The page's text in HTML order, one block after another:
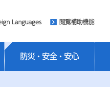
Languages 閲覧補助機能
防災・安全・安心